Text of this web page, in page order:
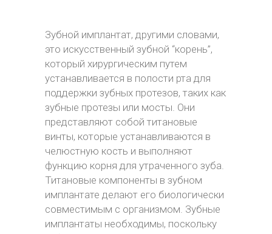
Зубной имплантат, другими словами,
это искусственный зубной “корень”,
который хирургическим путем
устанавливается в полости рта для
поддержки зубных протезов, таких как
зубные протезы или мосты. Они
представляют собой титановые
винты, которые устанавливаются в
челюстную кость и выполняют
функцию корня для утраченного зуба.
Титановые компоненты в зубном
имплантате делают его биологически
совместимым с организмом. Зубные
имплантаты необходимы, поскольку